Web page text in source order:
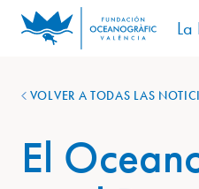
La
VOLVER A TODAS LAS
El